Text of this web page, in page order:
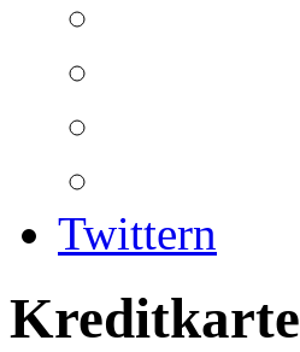
Twittern
Kreditkarte